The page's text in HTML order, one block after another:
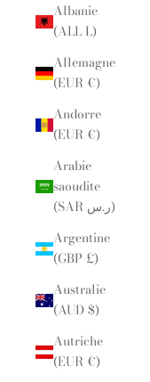
Albanie
(ALL L)
Allemagne
(EUR €)
Andorre
(EUR €)
Arabie
saoudite
(SAR ر.س)
Argentine
(GBP £)
Australie
(AUD $)
Autriche
(EUR €)